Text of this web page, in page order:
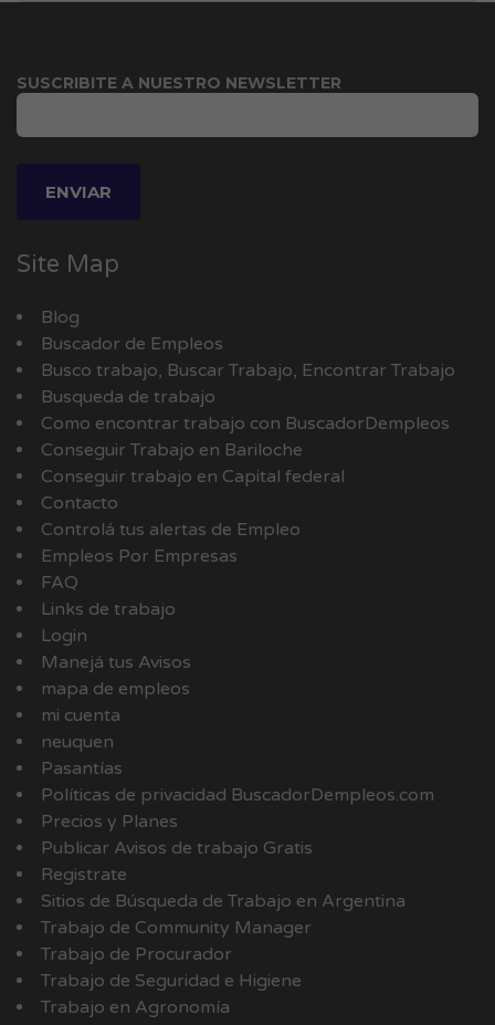
SUSCRIBITE A NUESTRO NEWSLETTER
Site Map
Blog
Buscador de Empleos
Busco trabajo, Buscar Trabajo, Encontrar Trabajo
Busqueda de trabajo
Como encontrar trabajo con BuscadorDempleos
Conseguir Trabajo en Bariloche
Conseguir trabajo en Capital federal
Contacto
Controlá tus alertas de Empleo
Empleos Por Empresas
FAQ
Links de trabajo
Login
Manejá tus Avisos
mapa de empleos
mi cuenta
neuquen
Pasantías
Políticas de privacidad BuscadorDempleos.com
Precios y Planes
Publicar Avisos de trabajo Gratis
Registrate
Sitios de Búsqueda de Trabajo en Argentina
Trabajo de Community Manager
Trabajo de Procurador
Trabajo de Seguridad e Higiene
Trabajo en Agronomía